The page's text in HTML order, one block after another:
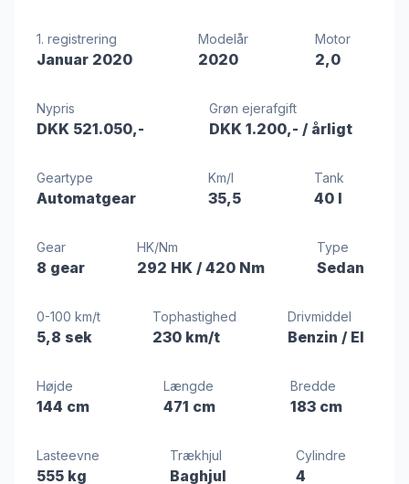
1. registrering
Januar 2020
Modelår
2020
Motor
2,0
Nypris
DKK 521.050,-
Grøn ejerafgift
DKK 1.200,- / årligt
Geartype
Automatgear
Km/l
35,5
Tank
40 l
Gear
8 gear
HK/Nm
292 HK / 420 Nm
Type
Sedan
0-100 km/t
5,8 sek
Tophastighed
230 km/t
Drivmiddel
Benzin / El
Højde
144 cm
Længde
471 cm
Bredde
183 cm
Lasteevne
555 kg
Trækhjul
Baghjul
Cylindre
4